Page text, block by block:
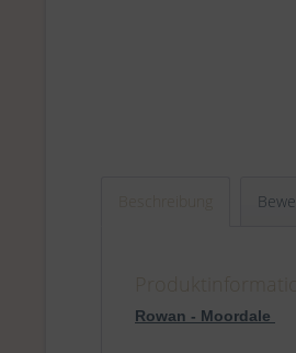
Rowan - Moordale